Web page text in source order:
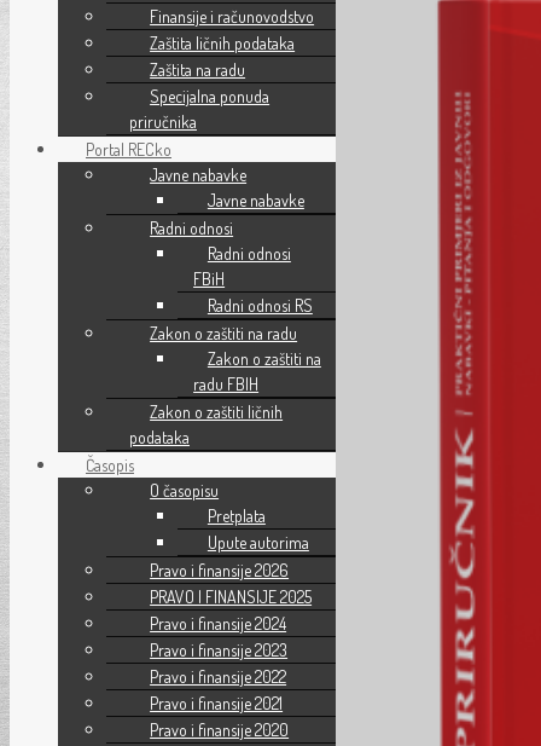
Finansije i računovodstvo
Zaštita ličnih podataka
Zaštita na radu
Specijalna ponuda
priručnika
Portal RECko
Javne nabavke
Javne nabavke
Radni odnosi
Radni odnosi
FBiH
Radni odnosi RS
Zakon o zaštiti na radu
Zakon o zaštiti na
radu FBIH
Zakon o zaštiti ličnih
podataka
Časopis
O časopisu
Pretplata
Upute autorima
Pravo i finansije 2026
PRAVO I FINANSIJE 2025
Pravo i finansije 2024
Pravo i finansije 2023
Pravo i finansije 2022
Pravo i finansije 2021
Pravo i finansije 2020